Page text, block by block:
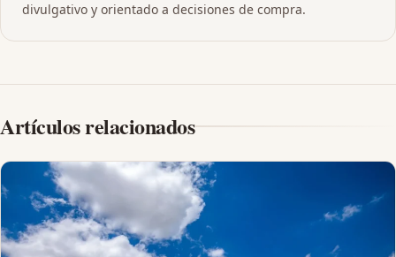
divulgativo y orientado a decisiones de compra.
Artículos relacionados